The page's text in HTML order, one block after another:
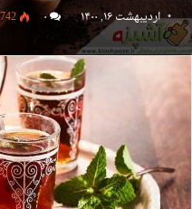
اردیبهشت ۱۶, ۱۴۰۰ ۰